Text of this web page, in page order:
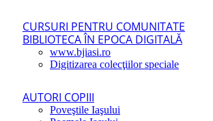
CURSURI PENTRU COMUNITATE
BIBLIOTECA ÎN EPOCA DIGITALĂ
www.bjiasi.ro
Digitizarea colecţiilor speciale
AUTORI COPIII
Poveştile Iaşului